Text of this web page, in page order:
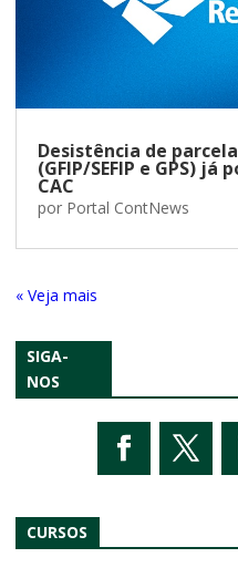
Desistência de
(GFIP/SEFIP e GPS)
CAC
por Portal ContNews
« Entradas Antigas
SIGA-
NOS
CURSOS